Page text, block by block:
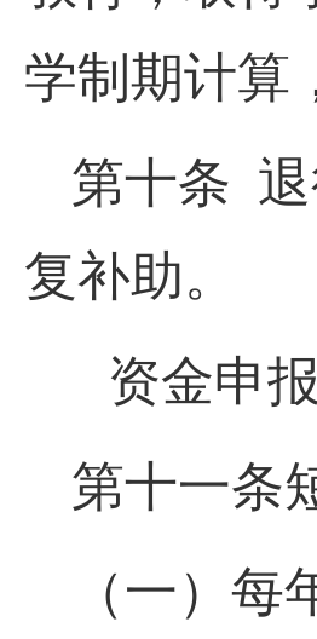
学制期计算
第十条
复补助。
资金申
第十一条
（一）每